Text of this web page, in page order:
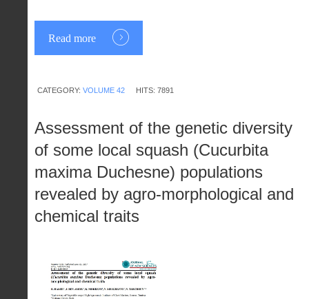
Read more
CATEGORY: VOLUME 42 HITS: 7891
Assessment of the genetic diversity
of some local squash (Cucurbita
maxima Duchesne) populations
revealed by agro-morphological and
chemical traits